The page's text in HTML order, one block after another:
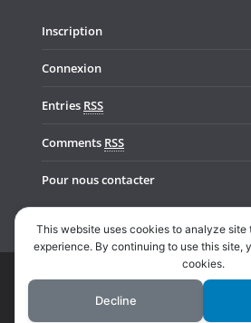
Inscription
Connexion
Entries RSS
Comments RSS
Pour nous contacter
Copyright © 2026Music In Belgium
ColorMag Pro by ThemeGrill.
This website uses cookies to analyze
experience. By continuing to use this site,
cookies.
Decline